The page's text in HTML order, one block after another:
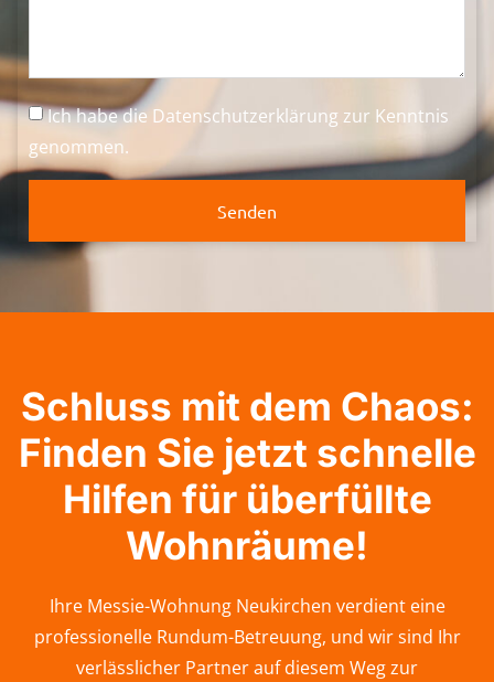
Ich habe die Datenschutzerklärung zur Kenntnis
genommen.
Senden
Schluss mit dem Chaos:
Finden Sie jetzt schnelle
Hilfen für überfüllte
Wohnräume!
Ihre Messie-Wohnung Neukirchen verdient eine
professionelle Rundum-Betreuung, und wir sind Ihr
verlässlicher Partner auf diesem Weg zur